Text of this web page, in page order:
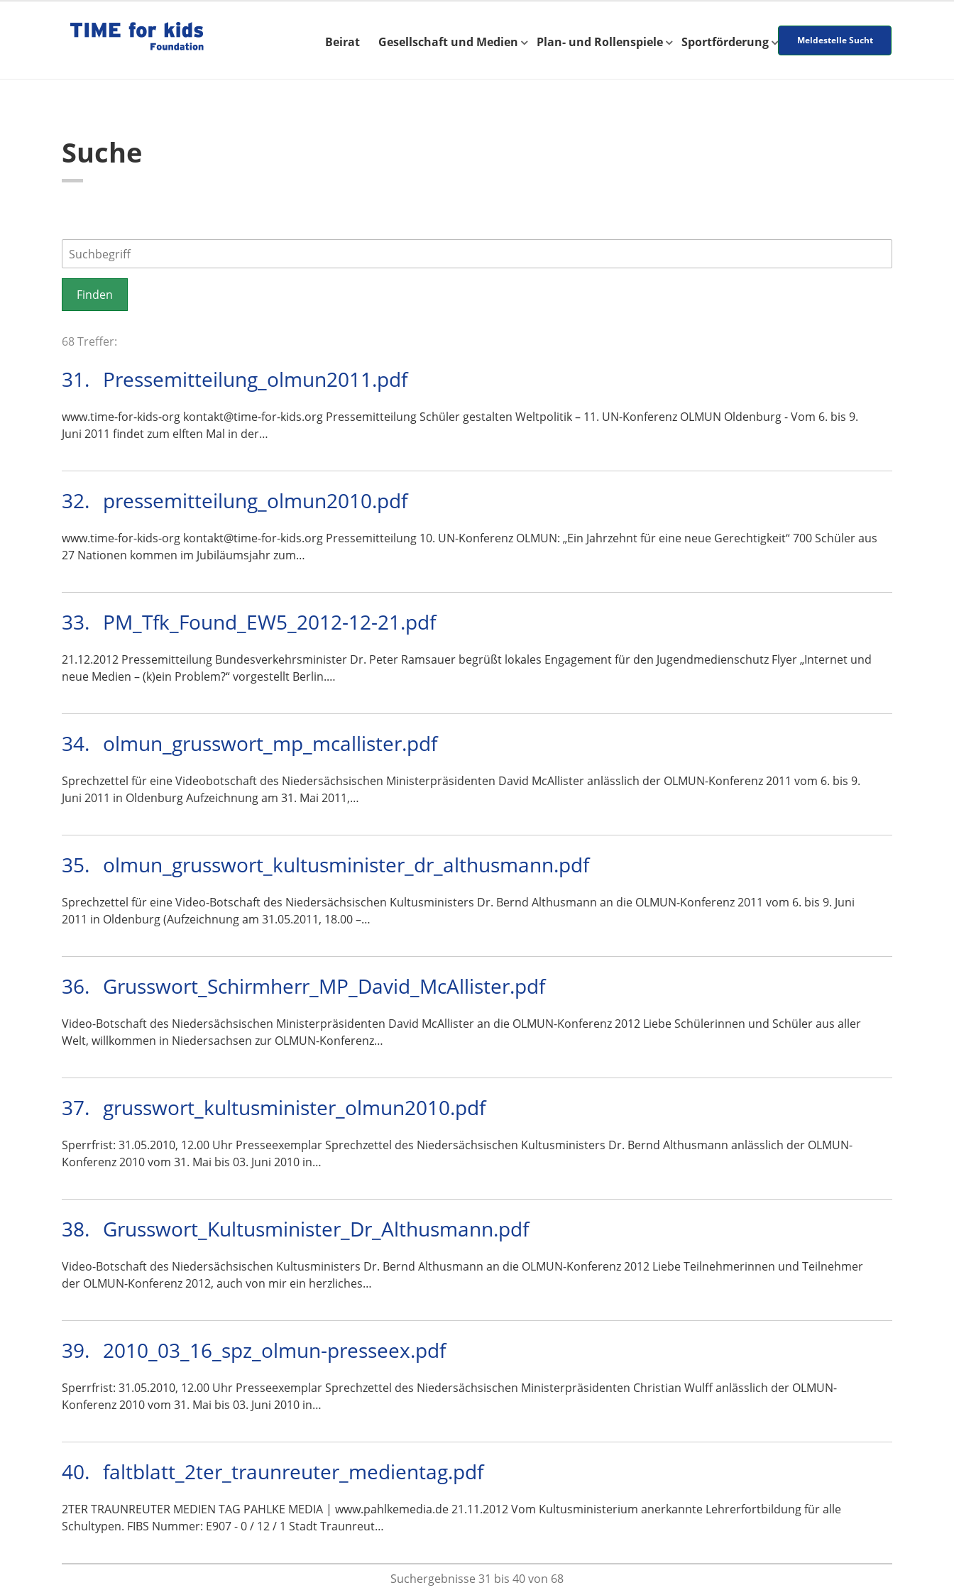
Beirat Gesellschaft und Medien Plan- und Rollenspiele Sportförderung Meldestelle Sucht
Suche
68 Treffer:
31. Pressemitteilung_olmun2011.pdf
www.time-for-kids-org kontakt@time-for-kids.org Pressemitteilung Schüler gestalten Weltpolitik – 11. UN-Konferenz OLMUN Oldenburg - Vom 6. bis 9.
Juni 2011 findet zum elften Mal in der…
32. pressemitteilung_olmun2010.pdf
www.time-for-kids-org kontakt@time-for-kids.org Pressemitteilung 10. UN-Konferenz OLMUN: „Ein Jahrzehnt für eine neue Gerechtigkeit“ 700 Schüler aus
27 Nationen kommen im Jubiläumsjahr zum…
33. PM_Tfk_Found_EW5_2012-12-21.pdf
21.12.2012 Pressemitteilung Bundesverkehrsminister Dr. Peter Ramsauer begrüßt lokales Engagement für den Jugendmedienschutz Flyer „Internet und
neue Medien – (k)ein Problem?“ vorgestellt Berlin.…
34. olmun_grusswort_mp_mcallister.pdf
Sprechzettel für eine Videobotschaft des Niedersächsischen Ministerpräsidenten David McAllister anlässlich der OLMUN-Konferenz 2011 vom 6. bis 9.
Juni 2011 in Oldenburg Aufzeichnung am 31. Mai 2011,…
35. olmun_grusswort_kultusminister_dr_althusmann.pdf
Sprechzettel für eine Video-Botschaft des Niedersächsischen Kultusministers Dr. Bernd Althusmann an die OLMUN-Konferenz 2011 vom 6. bis 9. Juni
2011 in Oldenburg (Aufzeichnung am 31.05.2011, 18.00 –…
36. Grusswort_Schirmherr_MP_David_McAllister.pdf
Video-Botschaft des Niedersächsischen Ministerpräsidenten David McAllister an die OLMUN-Konferenz 2012 Liebe Schülerinnen und Schüler aus aller
Welt, willkommen in Niedersachsen zur OLMUN-Konferenz…
37. grusswort_kultusminister_olmun2010.pdf
Sperrfrist: 31.05.2010, 12.00 Uhr Presseexemplar Sprechzettel des Niedersächsischen Kultusministers Dr. Bernd Althusmann anlässlich der OLMUN-
Konferenz 2010 vom 31. Mai bis 03. Juni 2010 in…
38. Grusswort_Kultusminister_Dr_Althusmann.pdf
Video-Botschaft des Niedersächsischen Kultusministers Dr. Bernd Althusmann an die OLMUN-Konferenz 2012 Liebe Teilnehmerinnen und Teilnehmer
der OLMUN-Konferenz 2012, auch von mir ein herzliches…
39. 2010_03_16_spz_olmun-presseex.pdf
Sperrfrist: 31.05.2010, 12.00 Uhr Presseexemplar Sprechzettel des Niedersächsischen Ministerpräsidenten Christian Wulff anlässlich der OLMUN-
Konferenz 2010 vom 31. Mai bis 03. Juni 2010 in…
40. faltblatt_2ter_traunreuter_medientag.pdf
2TER TRAUNREUTER MEDIEN TAG PAHLKE MEDIA | www.pahlkemedia.de 21.11.2012 Vom Kultusministerium anerkannte Lehrerfortbildung für alle
Schultypen. FIBS Nummer: E907 - 0 / 12 / 1 Stadt Traunreut…
Suchergebnisse 31 bis 40 von 68